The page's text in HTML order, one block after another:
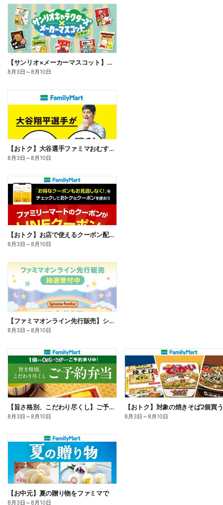
【サンリオ×メーカーマスコット】オリジナルグッズ貰える!
8月3日 ～8月10日
【おトク】大谷選手ファミマおむすび割
8月3日 ～8月10日
【おトク】お店で使えるクーポン配信中
8月3日 ～8月10日
【ファミマオンライン先行販売】シルバニアファミリー
8月3日 ～8月10日
【旨さ格別、こだわり尽くし】ご予約弁当
8月3日 ～8月10日 8月3日 ～8月10日
【お中元】夏の贈り物をファミマで
8月3日 ～8月10日